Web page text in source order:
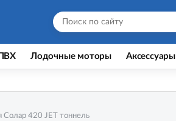
Лодочные моторы Аксессуары
Солар 420 JET тоннель